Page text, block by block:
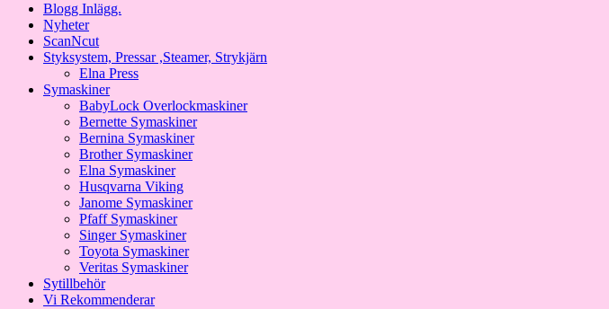
Blogg Inlägg.
Nyheter
ScanNcut
Styksystem, Pressar ,Steamer, Strykjärn
Elna Press
Symaskiner
BabyLock Overlockmaskiner
Bernette Symaskiner
Bernina Symaskiner
Brother Symaskiner
Elna Symaskiner
Husqvarna Viking
Janome Symaskiner
Pfaff Symaskiner
Singer Symaskiner
Toyota Symaskiner
Veritas Symaskiner
Sytillbehör
Vi Rekommenderar